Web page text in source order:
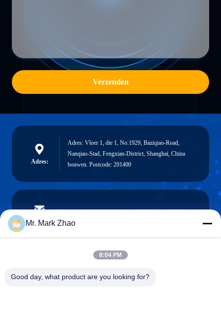
Verzenden
Adres:
Adres: Vloer 1, die 1, No.1929, Baziqiao-Road,
Nanqiao-Stad, Fengxian-District, Shanghai, China
bouwen. Postcode: 201400
E-mail
Telefoon:
Mr. Mark Zhao
8:04 PM
Good day, what product are you looking for?